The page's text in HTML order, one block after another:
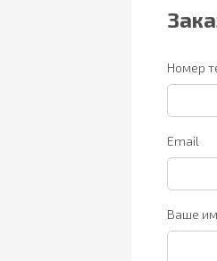
Номер
Email
Ваше